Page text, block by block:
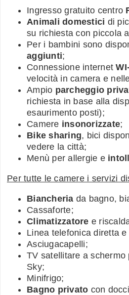
Ingresso gratuito centro
Animali domestici di
su richiesta con piccola
Per i bambini sono
aggiunti;
Connessione internet
velocità in camera e
Ampio parcheggio
richiesta in base alla
esaurimento posti);
Camere insonorizzate;
Bike sharing, bici
vedere la città;
Menù per allergie e
Per tutte le camere i servizi
Biancheria da bagno,
Cassaforte;
Climatizzatore e
Linea telefonica diretta
Asciugacapelli;
TV satellitare a schermo
Sky;
Minifrigo;
Bagno privato con